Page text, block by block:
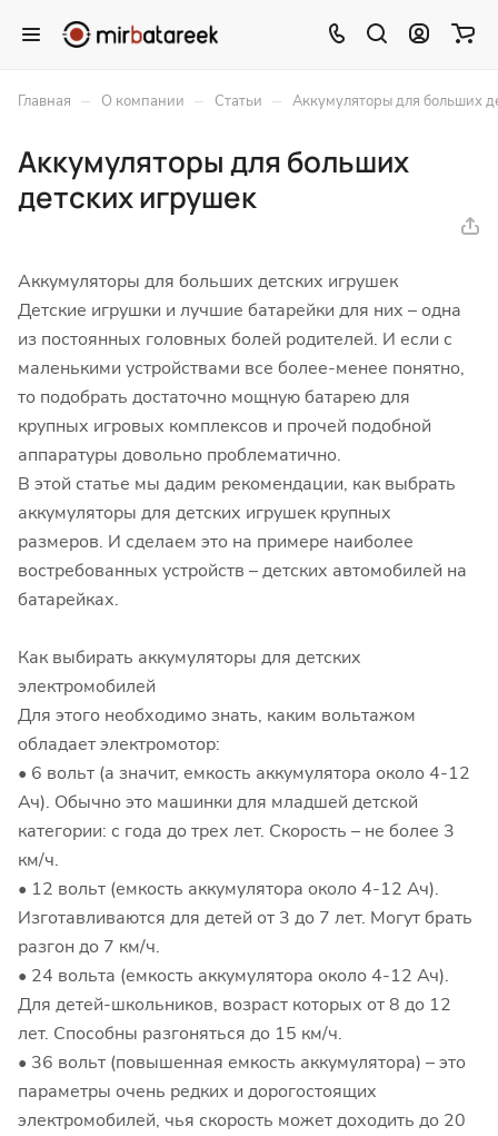
Главная – О компании – Статьи – Аккумуляторы для больших
Аккумуляторы для больших
детских игрушек
Аккумуляторы для больших детских игрушек
Детские игрушки и лучшие батарейки для них – одна
из постоянных головных болей родителей. И если с
маленькими устройствами все более-менее понятно,
то подобрать достаточно мощную батарею для
крупных игровых комплексов и прочей подобной
аппаратуры довольно проблематично.
В этой статье мы дадим рекомендации, как выбрать
аккумуляторы для детских игрушек крупных
размеров. И сделаем это на примере наиболее
востребованных устройств – детских автомобилей на
батарейках.
Как выбирать аккумуляторы для детских
электромобилей
Для этого необходимо знать, каким вольтажом
обладает электромотор:
• 6 вольт (а значит, емкость аккумулятора около 4-12
Ач). Обычно это машинки для младшей детской
категории: с года до трех лет. Скорость – не более 3
км/ч.
• 12 вольт (емкость аккумулятора около 4-12 Ач).
Изготавливаются для детей от 3 до 7 лет. Могут брать
разгон до 7 км/ч.
• 24 вольта (емкость аккумулятора около 4-12 Ач).
Для детей-школьников, возраст которых от 8 до 12
лет. Способны разгоняться до 15 км/ч.
• 36 вольт (повышенная емкость аккумулятора) – это
параметры очень редких и дорогостоящих
электромобилей, чья скорость может доходить до 20